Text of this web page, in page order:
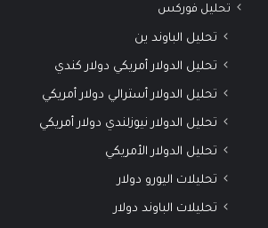
تحليل فوركس
تحليل الباوند ين
تحليل الدولار أمريكي دولار كندي
تحليل الدولار أسترالي دولار أمريكي
تحليل الدولار نيوزلندي دولار أمريكي
تحليل الدولار الأمريكي
تحليلات اليورو دولار
تحليلات الباوند دولار